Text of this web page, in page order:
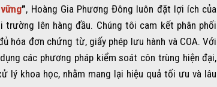
”, Hoàng Gia Phương Đông luôn đặt lợi ích của
trường lên hàng đầu. Chúng tôi cam kết phân phối
hóa đơn chứng từ, giấy phép lưu hành và COA. Với
các phương pháp kiểm soát côn trùng hiện đại,
lý khoa học, nhằm mang lại hiệu quả tối ưu và lâu